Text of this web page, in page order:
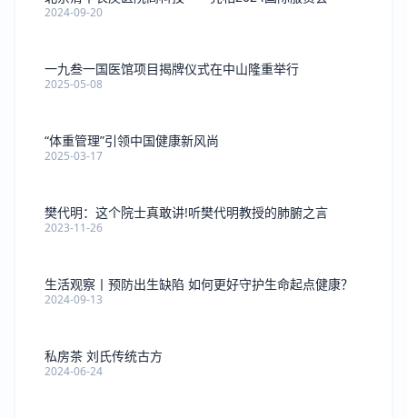
2024-09-20
一九叁一国医馆项目揭牌仪式在中山隆重举行
2025-05-08
“体重管理”引领中国健康新风尚
2025-03-17
樊代明：这个院士真敢讲!听樊代明教授的肺腑之言
2023-11-26
生活观察丨预防出生缺陷 如何更好守护生命起点健康？
2024-09-13
私房茶 刘氏传统古方
2024-06-24